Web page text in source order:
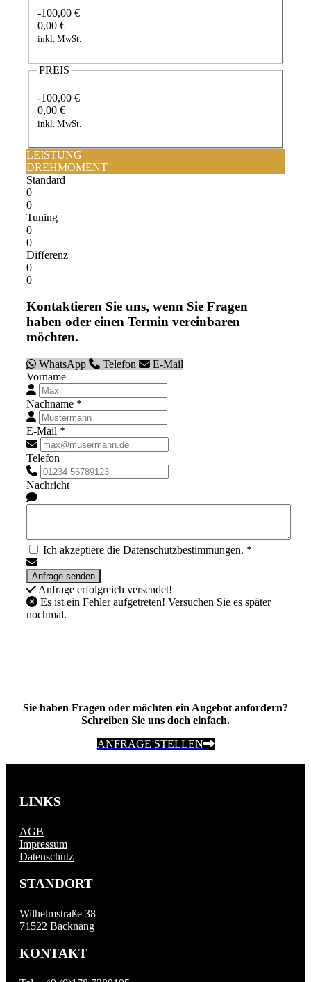
-100,00 €
0,00 €
inkl. MwSt.
PREIS
-100,00 €
0,00 €
inkl. MwSt.
LEISTUNG
DREHMOMENT
Standard
0
0
Tuning
0
0
Differenz
0
0
Kontaktieren Sie uns, wenn Sie Fragen
haben oder einen Termin vereinbaren
möchten.
WhatsApp Telefon
E-Mail
Vorname
Nachname *
E-Mail *
Telefon
Nachricht
Ich akzeptiere die Datenschutzbestimmungen. *
Anfrage erfolgreich versendet!
Es ist ein Fehler aufgetreten! Versuchen Sie es später
nochmal.
Sie haben Fragen oder möchten ein Angebot anfordern?
Schreiben Sie uns doch einfach.
ANFRAGE STELLEN
LINKS
AGB
Impressum
Datenschutz
STANDORT
Wilhelmstraße 38
71522 Backnang
KONTAKT